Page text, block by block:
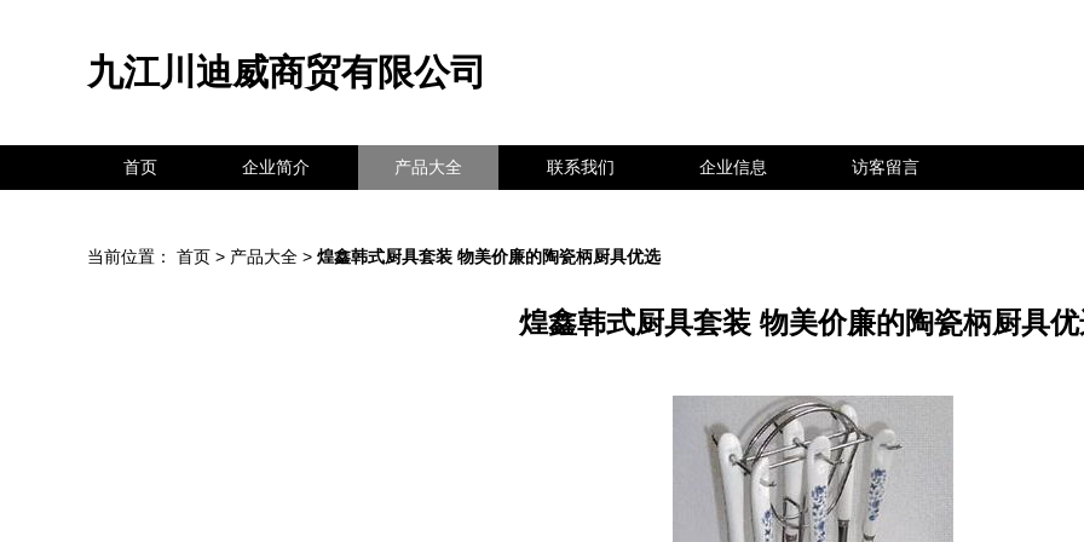
九江川迪威商贸有限公司
首页 企业简介 产品大全 联系我们 企业信息 访客留言
当前位置： 首页 > 产品大全 > 煌鑫韩式厨具套装 物美价廉的陶瓷柄厨具优选
煌鑫韩式厨具套装 物美价廉的陶瓷柄厨具